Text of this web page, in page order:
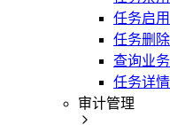
任务启用
任务删除
查询业
任务详
审计管理